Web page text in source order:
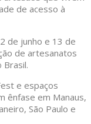
de acesso à
de junho e 13 de
de artesanatos
e espaços
ênfase em Manaus,
São Paulo e